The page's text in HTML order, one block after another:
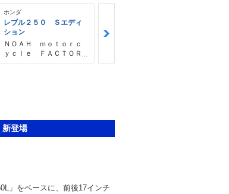
ホンダ
レブル２５０ Ｓエディ
ション
ＮＯＡＨ ｍｏｔｏｒｃ
ｙｃｌｅ ＦＡＣＴＯＲ
新登場
」をベースに、前後17インチ